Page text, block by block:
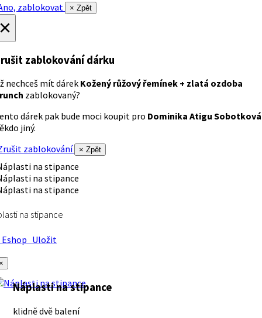
zablokovat
× Zpět
zablokování dárku
nechceš mít dárek Kožený růžový řemínek + zlatá ozdoba
zablokovaný?
dárek pak bude moci koupit pro Dominika Atigu Sobotková
jiný.
zablokování
× Zpět
na stipance
Uložit
Náplasti na stipance
klidně dvě balení